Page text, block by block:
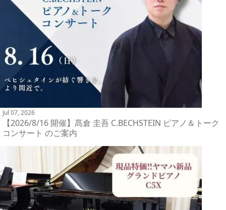
Jul 07, 2026
【2026/8/16 開催】髙倉 圭吾 C.BECHSTEIN ピアノ＆トーク
コンサート のご案内